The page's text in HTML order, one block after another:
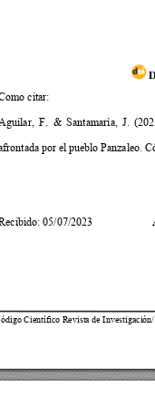
Científico Revista de
citar:
F. & Santamaría, J.
por el pueblo Panzaleo.
05/07/2023